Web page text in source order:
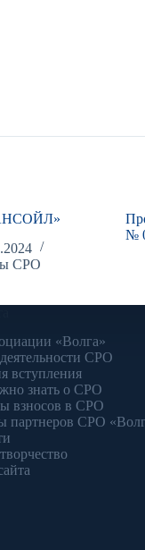
СРО
№
«Волга»
СРО
вступления
знать о СРО
взносов в СРО
партнеров СРО